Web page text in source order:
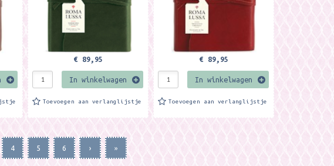
€ 89,95
In winkelwagen
Toevoegen aan verlanglijstje
€ 89,95
In winkelwagen
Toevoegen aan verlanglijstje
4 5 6 › »